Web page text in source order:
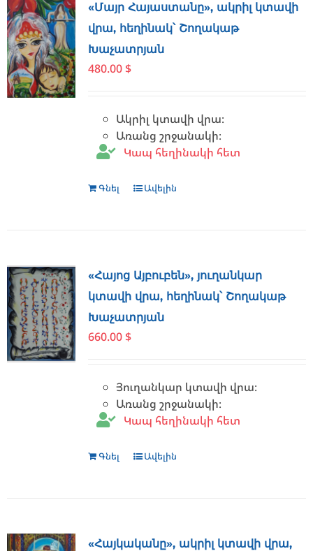
«Մայր Հայաստանը», ակրիլ կտավի
վրա, հեղինակ՝ Շողակաթ
Խաչատրյան
480.00 $
Ակրիլ կտավի վրա։
Առանց շրջանակի։
Կապ հեղինակի հետ
Գնել Ավելին
«Հայոց Այբուբեն», յուղանկար
կտավի վրա, հեղինակ՝ Շողակաթ
Խաչատրյան
660.00 $
Յուղանկար կտավի վրա։
Առանց շրջանակի։
Կապ հեղինակի հետ
Գնել Ավելին
«Հայկականը», ակրիլ կտավի վրա,